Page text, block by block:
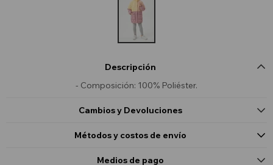
Descripción
- Composición: 100% Poliéster.
Cambios y Devoluciones
Métodos y costos de envío
Medios de pago